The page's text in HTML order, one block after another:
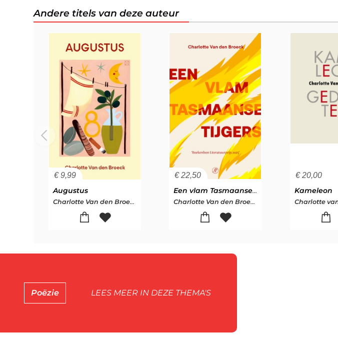
Andere titels van deze auteur
€9,99
Augustus
Charlotte Van den Broeck
€22,50
Een vlam Tasmaanse tijgers
Charlotte Van den Broeck
€20,00
Kameleon
Poëzie LEES MEER IN DEZE THEMA'S